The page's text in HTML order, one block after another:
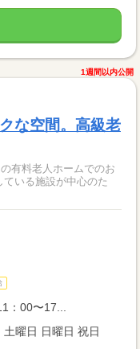
1週間以内公開
な空間。高級老
有料老人ホームでのお
：00〜17...
曜日 日曜日 祝日